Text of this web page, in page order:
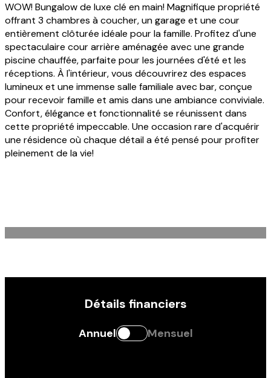
WOW! Bungalow de luxe clé en main! Magnifique propriété
offrant 3 chambres à coucher, un garage et une cour
entièrement clôturée idéale pour la famille. Profitez d'une
spectaculaire cour arrière aménagée avec une grande
piscine chauffée, parfaite pour les journées d'été et les
réceptions. À l'intérieur, vous découvrirez des espaces
lumineux et une immense salle familiale avec bar, conçue
pour recevoir famille et amis dans une ambiance conviviale.
Confort, élégance et fonctionnalité se réunissent dans
cette propriété impeccable. Une occasion rare d'acquérir
une résidence où chaque détail a été pensé pour profiter
pleinement de la vie!
Détails financiers
Annuel Mensuel